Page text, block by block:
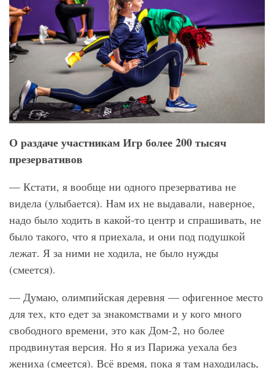
О раздаче участникам Игр более 200 тысяч
презервативов
— Кстати, я вообще ни одного презерватива не
видела (улыбается). Нам их не выдавали, наверное,
надо было ходить в какой-то центр и спрашивать, не
было такого, что я приехала, и они под подушкой
лежат. Я за ними не ходила, не было нужды
(смеется).
— Думаю, олимпийская деревня — офигенное место
для тех, кто едет за знакомствами и у кого много
свободного времени, это как Дом-2, но более
продвинутая версия. Но я из Парижа уехала без
жениха (смеется). Всё время, пока я там находилась,